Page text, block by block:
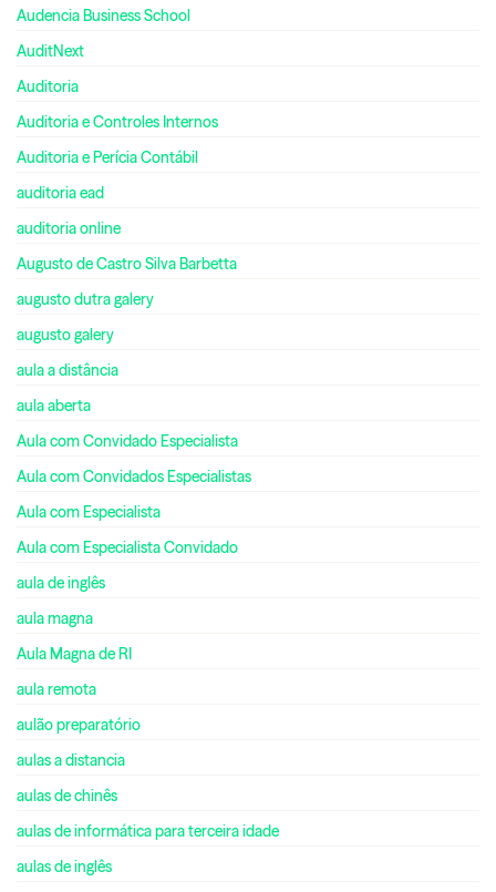
Audencia Business School
AuditNext
Auditoria
Auditoria e Controles Internos
Auditoria e Perícia Contábil
auditoria ead
auditoria online
Augusto de Castro Silva Barbetta
augusto dutra galery
augusto galery
aula a distância
aula aberta
Aula com Convidado Especialista
Aula com Convidados Especialistas
Aula com Especialista
Aula com Especialista Convidado
aula de inglês
aula magna
Aula Magna de RI
aula remota
aulão preparatório
aulas a distancia
aulas de chinês
aulas de informática para terceira idade
aulas de inglês